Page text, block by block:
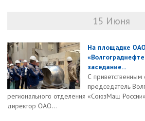
15 Июня
На площадке ОАО
заседание...
С приветственным
председатель
регионального отделения «СоюзМаш
директор ОАО...